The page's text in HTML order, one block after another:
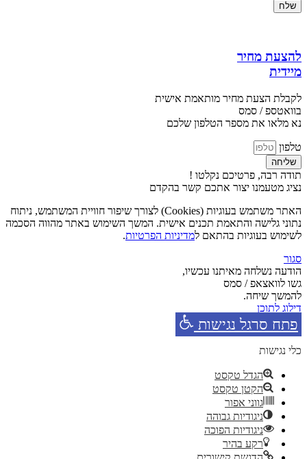
שלח
להצעת מחיר
מיידית
לקבלת הצעת מחיר מותאמת אישית
בוואטספ / סמס
נא מלאו את מספר הטלפון שלכם
טלפון
שליחה
תודה רבה, פרטיכם נקלטו !
נציג מטעמנו יצור אתכם קשר בהקדם
האתר משתמש בעוגיות (Cookies) לצורך שיפור חוויית המשתמש, ניתוח
נתוני גלישה והתאמת תכנים אישית. המשך השימוש באתר מהווה הסכמה
לשימוש בעוגיות בהתאם למדיניות הפרטיות.
סגור
הודעה נשלחה מאיתנו עכשיו,
גשו לוואצאפ / סמס
להמשך שיחה.
דילוג לתוכן
פתח סרגל נגישות
כלי נגישות
הגדל טקסט
הקטן טקסט
גווני אפור
ניגודיות גבוהה
ניגודיות הפוכה
רקע בהיר